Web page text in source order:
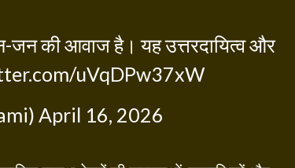
जन की आवाज है। यह उत्तरदायित्व और
uVqDPw37xW
April 16, 2026